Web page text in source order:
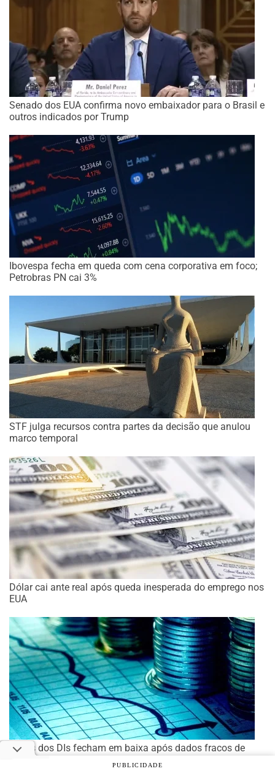
Senado dos EUA confirma novo embaixador para o Brasil e
outros indicados por Trump
Ibovespa fecha em queda com cena corporativa em foco;
Petrobras PN cai 3%
STF julga recursos contra partes da decisão que anulou
marco temporal
Dólar cai ante real após queda inesperada do emprego nos
EUA
Taxas dos DIs fecham em baixa após dados fracos de
emprego nos EUA
PUBLICIDADE